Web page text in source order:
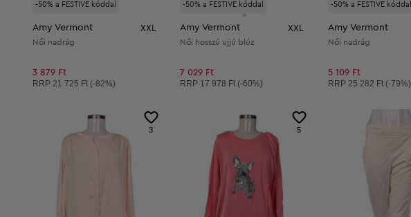
-50% a FESTIVE kóddal
Amy Vermont XXL
Női nadrág
3 879 Ft
Ajánlott ár:
RRP 21 725 Ft (-82%)
-50% a FESTIVE kóddal
Amy Vermont XXL
Női hosszú ujjú blúz
7 029 Ft
Ajánlott ár:
RRP 17 978 Ft (-60%)
-50% a FESTIVE kóddal
Amy Vermont
Női nadrág
5 109 Ft
Ajánlott ár:
RRP 25 282 Ft (-79%)
3 5